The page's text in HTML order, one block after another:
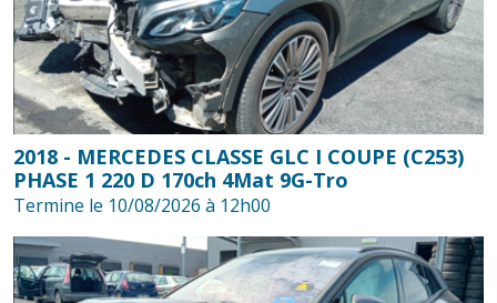
2018 - MERCEDES CLASSE GLC I COUPE (C253)
PHASE 1 220 D 170ch 4Mat 9G-Tro
Termine le 10/08/2026 à 12h00